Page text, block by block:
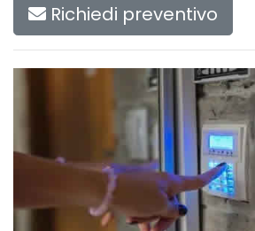
Richiedi preventivo